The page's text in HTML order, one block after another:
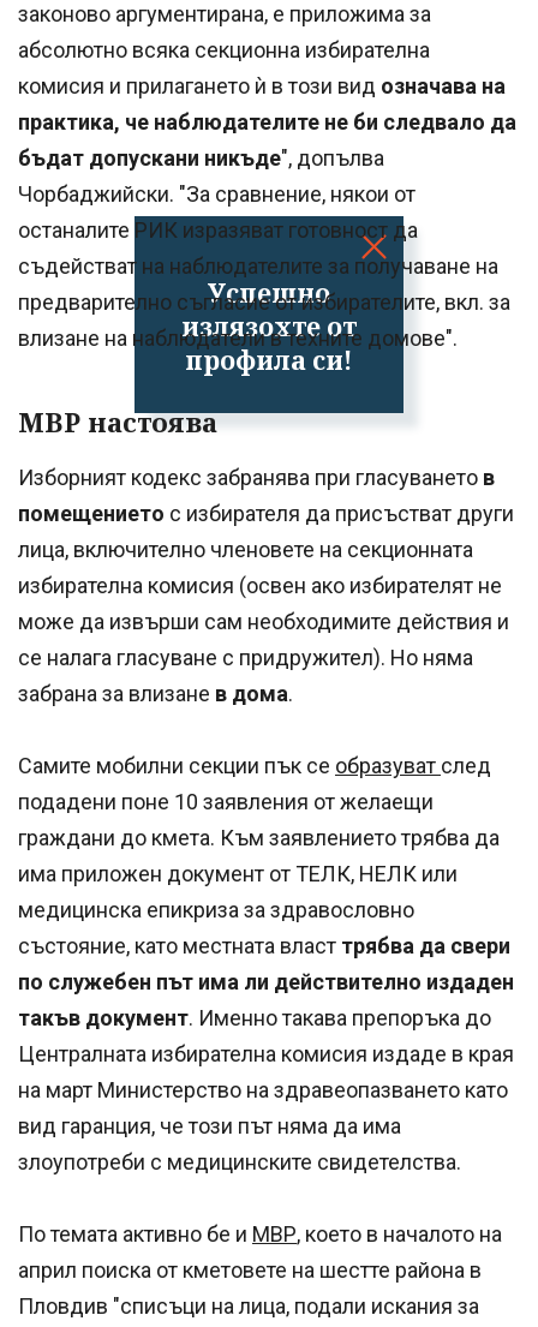
Успешно
излязохте от
профила си!
законово аргументирана, е приложима за
абсолютно всяка секционна избирателна
комисия и прилагането ѝ в този вид означава на
практика, че наблюдателите не би следвало да
бъдат допускани никъде", допълва
Чорбаджийски. "За сравнение, някои от
останалите РИК изразяват готовност да
съдействат на наблюдателите за получаване на
предварително съгласие от избирателите, вкл. за
влизане на наблюдатели в техните домове".
МВР настоява
Изборният кодекс забранява при гласуването в
помещението с избирателя да присъстват други
лица, включително членовете на секционната
избирателна комисия (освен ако избирателят не
може да извърши сам необходимите действия и
се налага гласуване с придружител). Но няма
забрана за влизане в дома.
Самите мобилни секции пък се образуват след
подадени поне 10 заявления от желаещи
граждани до кмета. Към заявлението трябва да
има приложен документ от ТЕЛК, НЕЛК или
медицинска епикриза за здравословно
състояние, като местната власт трябва да свери
по служебен път има ли действително издаден
такъв документ. Именно такава препоръка до
Централната избирателна комисия издаде в края
на март Министерство на здравеопазването като
вид гаранция, че този път няма да има
злоупотреби с медицинските свидетелства.
По темата активно бе и МВР, което в началото на
април поиска от кметовете на шестте района в
Пловдив "списъци на лица, подали искания за